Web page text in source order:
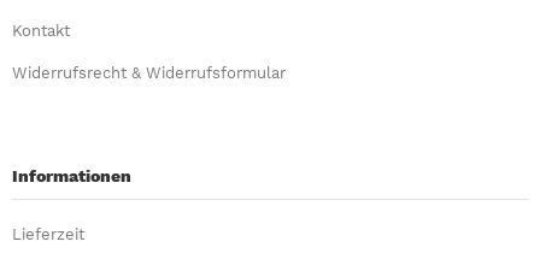
Kontakt
Widerrufsrecht & Widerrufsformular
Informationen
Lieferzeit